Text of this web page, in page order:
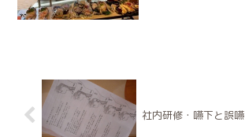
社内研修・嚥下と誤嚥